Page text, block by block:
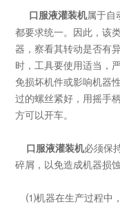
口服液灌装机属于自
都要求统一。因此，该
器，察看其转动是否有
时，工具要使用适当，
免损坏机件或影响机器
过的螺丝紧好，用摇手
方可以开车。
口服液灌装机必须保
碎屑，以免造成机器损
⑴机器在生产过程中，